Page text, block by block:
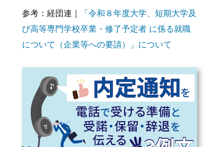
参考：経団連｜
「令和８年度大学、短期大学及
び高等専門学校卒業・修了予定者 に係る就職
について（企業等への要請）」について